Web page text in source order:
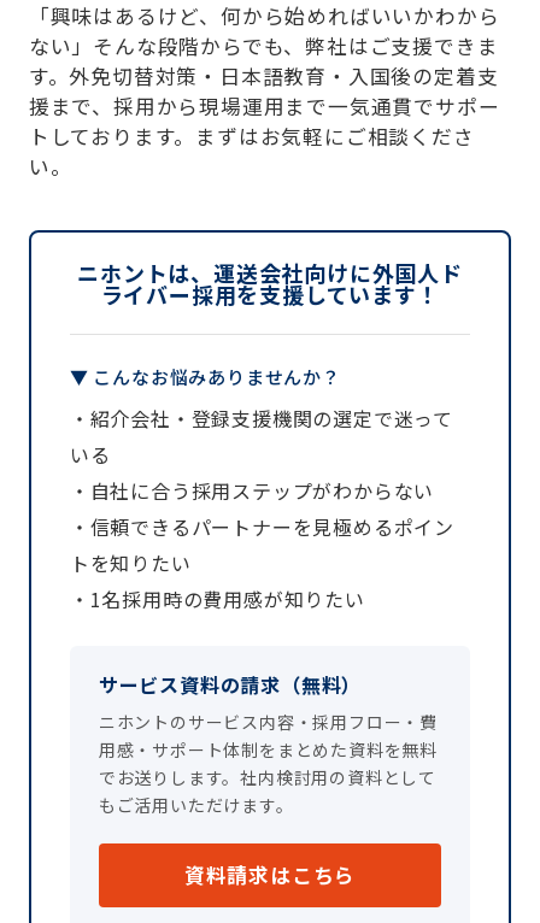
「興味はあるけど、何から始めればいいかわから
ない」そんな段階からでも、弊社はご支援できま
す。外免切替対策・日本語教育・入国後の定着支
援まで、採用から現場運用まで一気通貫でサポー
トしております。まずはお気軽にご相談くださ
い。
ニホントは、運送会社向けに外国人ド
ライバー採用を支援しています！
▼ こんなお悩みありませんか？
・紹介会社・登録支援機関の選定で迷って
いる
・自社に合う採用ステップがわからない
・信頼できるパートナーを見極めるポイン
トを知りたい
・1名採用時の費用感が知りたい
サービス資料の請求（無料）
ニホントのサービス内容・採用フロー・費
用感・サポート体制をまとめた資料を無料
でお送りします。社内検討用の資料として
もご活用いただけます。
資料請求はこちら